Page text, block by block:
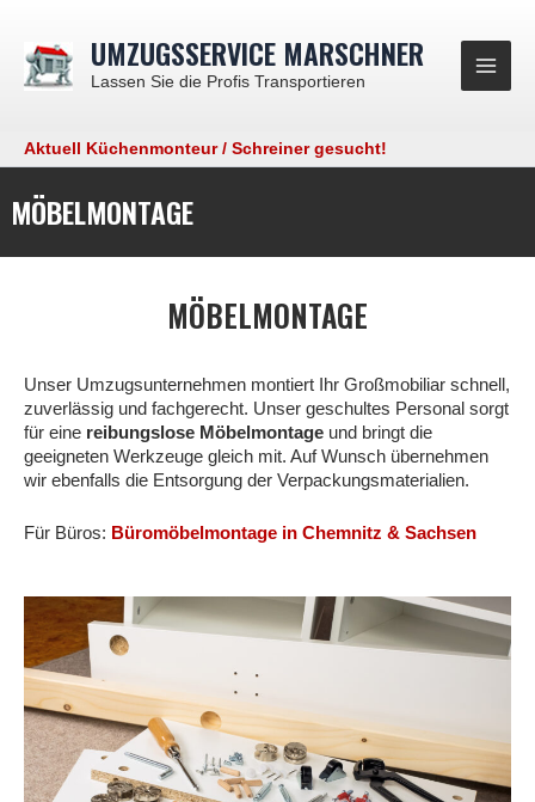
springen
UMZUGSSERVICE MARSCHNER
Lassen Sie die Profis Transportieren
Main
Aktuell Küchenmonteur / Schreiner gesucht!
MÖBELMONTAGE
MÖBELMONTAGE
Unser Umzugsunternehmen montiert Ihr Großmobiliar schnell,
zuverlässig und fachgerecht. Unser geschultes Personal sorgt
für eine reibungslose Möbelmontage und bringt die
geeigneten Werkzeuge gleich mit. Auf Wunsch übernehmen
wir ebenfalls die Entsorgung der Verpackungsmaterialien.
Für Büros: Büromöbelmontage in Chemnitz & Sachsen